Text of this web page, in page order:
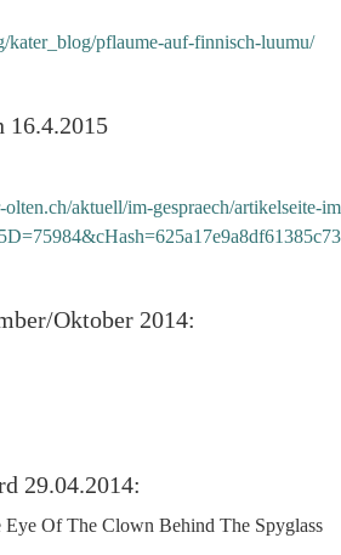
pflaume-auf-finnisch-luumu/
16.4.2015
aktuell/im-gespraech/artikelseite-
Oktober 2014:
29.04.2014:
Of The Clown Behind The Spyglass